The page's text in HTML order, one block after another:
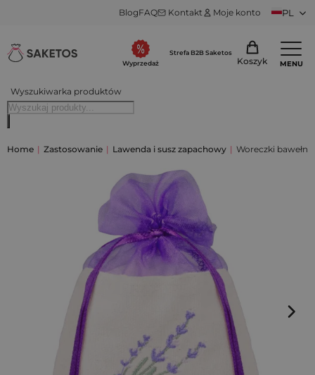
BlogFAQ Kontakt Moje konto PL
Wyszukiwarka produktów
Wyprzedaż
Strefa B2B Saketos
Koszyk MENU
Home | Zastosowanie | Lawenda i susz zapachowy | Woreczki